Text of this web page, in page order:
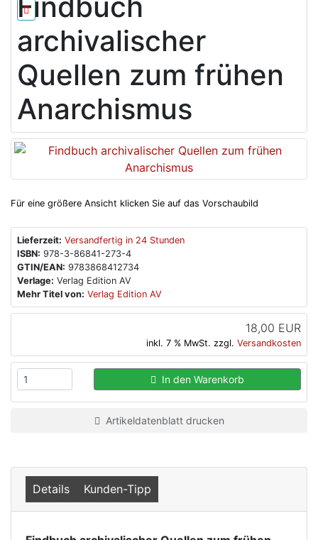
archivalischer
Quellen zum frühen
Anarchismus
Für eine größere Ansicht klicken Sie auf das Vorschaubild
Lieferzeit: Versandfertig in 24 Stunden
ISBN: 978-3-86841-273-4
GTIN/EAN: 9783868412734
Verlage: Verlag Edition AV
Mehr Titel von: Verlag Edition AV
18,00 EUR
inkl. 7 % MwSt. zzgl. Versandkosten
In den Warenkorb
Artikeldatenblatt drucken
Details Kunden-Tipp